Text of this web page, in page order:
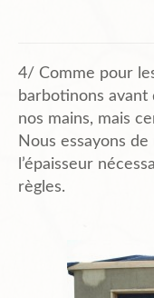
4/ Comme pour
barbotinons avant
nos mains, mais
Nous essayons
l’épaisseur
règles.